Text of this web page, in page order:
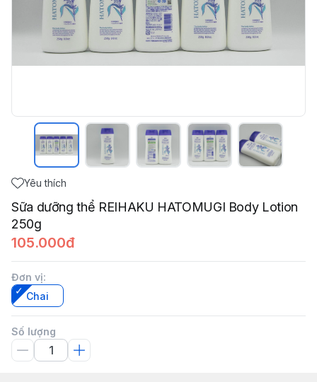
Yêu thích
Sữa dưỡng thể REIHAKU HATOMUGI Body Lotion
250g
105.000đ
Đơn vị:
Chai
Số lượng